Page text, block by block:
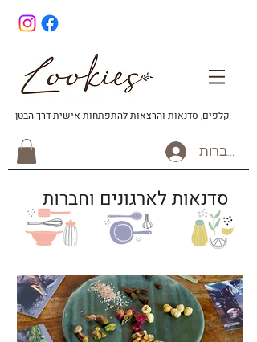
קלפים, סדנאות והרצאות להתפתחות אישית דרך הבטן
להתחברות
סדנאות לארגונים וחברות